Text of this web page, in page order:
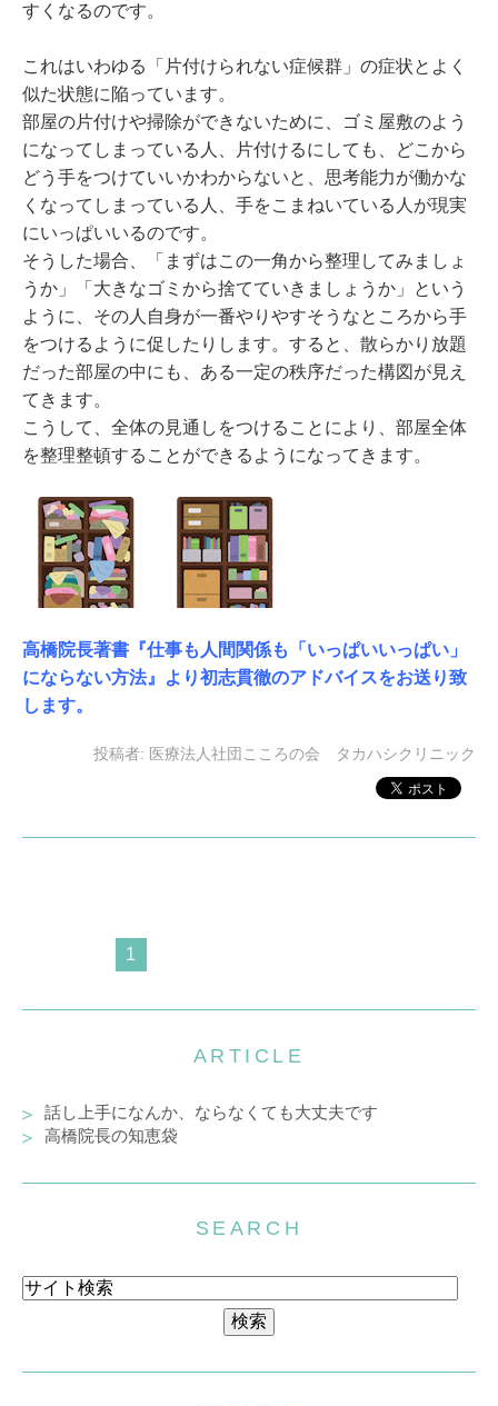
すくなるのです。
これはいわゆる「片付けられない症候群」の症状とよく
似た状態に陥っています。
部屋の片付けや掃除ができないために、ゴミ屋敷のよう
になってしまっている人、片付けるにしても、どこから
どう手をつけていいかわからないと、思考能力が働かな
くなってしまっている人、手をこまねいている人が現実
にいっぱいいるのです。
そうした場合、「まずはこの一角から整理してみましょ
うか」「大きなゴミから捨てていきましょうか」という
ように、その人自身が一番やりやすそうなところから手
をつけるように促したりします。すると、散らかり放題
だった部屋の中にも、ある一定の秩序だった構図が見え
てきます。
こうして、全体の見通しをつけることにより、部屋全体
を整理整頓することができるようになってきます。
高橋院長著書『仕事も人間関係も「いっぱいいっぱい」
にならない方法』より初志貫徹のアドバイスをお送り致
します。
投稿者: 医療法人社団こころの会 タカハシクリニック
1
ARTICLE
話し上手になんか、ならなくても大丈夫です
高橋院長の知恵袋
SEARCH